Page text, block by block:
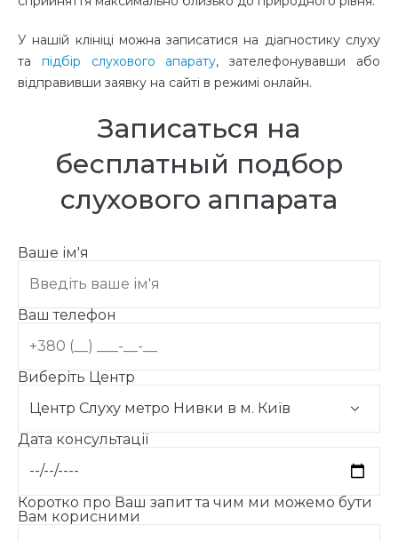
У нашій клініці можна записатися на діагностику слуху
та підбір слухового апарату, зателефонувавши або
відправивши заявку на сайті в режимі онлайн.
Записаться на
бесплатный подбор
слухового аппарата
Ваше ім'я
Ваш телефон
Виберіть Центр
Дата консультації
Коротко про Ваш запит та чим ми можемо бути
Вам корисними